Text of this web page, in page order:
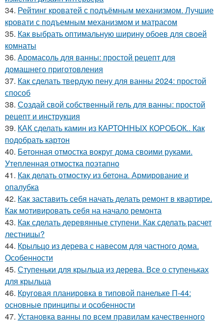
34. Рейтинг кроватей с подъёмным механизмом. Лучшие
кровати с подъемным механизмом и матрасом
35. Как выбрать оптимальную ширину обоев для своей
комнаты
36. Аромасоль для ванны: простой рецепт для
домашнего приготовления
37. Как сделать твердую пену для ванны 2024: простой
способ
38. Создай свой собственный гель для ванны: простой
рецепт и инструкция
39. КАК сделать камин из КАРТОННЫХ КОРОБОК.. Как
подобрать картон
40. Бетонная отмостка вокруг дома своими руками.
Утепленная отмостка поэтапно
41. Как делать отмостку из бетона. Армирование и
опалубка
42. Как заставить себя начать делать ремонт в квартире.
Как мотивировать себя на начало ремонта
43. Как сделать деревянные ступени. Как сделать расчет
лестницы?
44. Крыльцо из дерева с навесом для частного дома.
Особенности
45. Ступеньки для крыльца из дерева. Все о ступеньках
для крыльца
46. Круговая планировка в типовой панельке П-44:
основные принципы и особенности
47. Установка ванны по всем правилам качественного